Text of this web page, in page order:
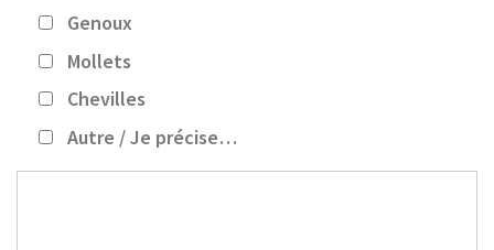
Genoux
Mollets
Chevilles
Autre / Je précise…
Autre